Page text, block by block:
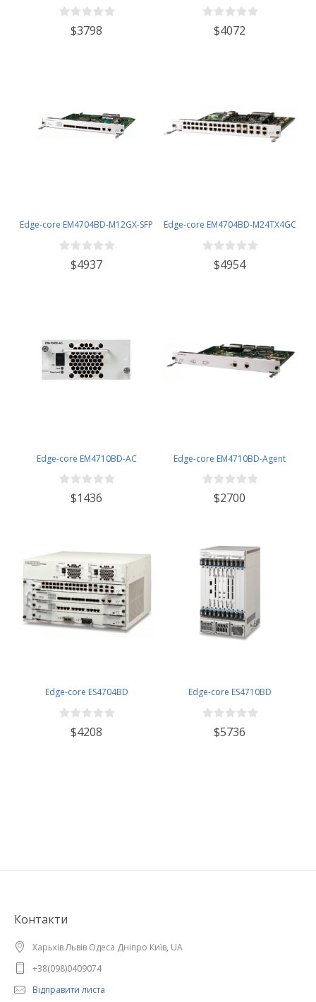
$3798 $4072
Edge-core EM4704BD-M12GX-SFP
$4937
Edge-core EM4704BD-M24TX4GC
$4954
Edge-core EM4710BD-AC
$1436
Edge-core EM4710BD-Agent
$2700
Edge-core ES4704BD
$4208
Edge-core ES4710BD
$5736
Контакти
Харьків Львів Одеса Дніпро Київ, UA
+38(098)0409074
Відправити листа